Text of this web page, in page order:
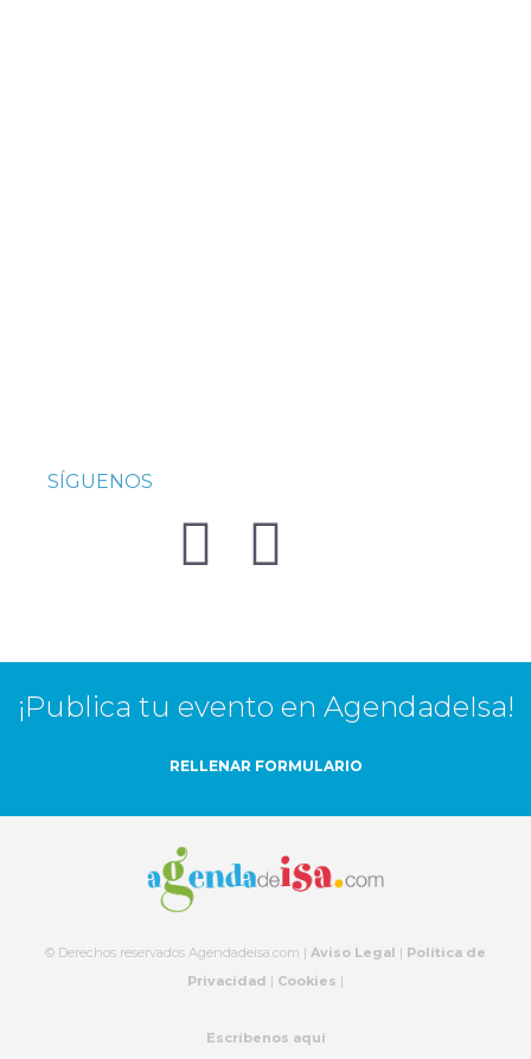
SÍGUENOS
¡Publica tu evento en AgendadeIsa!
RELLENAR FORMULARIO
© Derechos reservados Agendadeisa.com | Aviso Legal | Política de
Privacidad | Cookies |
Escríbenos aquí